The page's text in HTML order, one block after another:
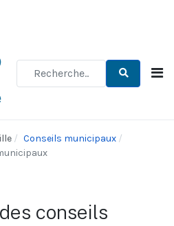
Conseils municipaux
conseils